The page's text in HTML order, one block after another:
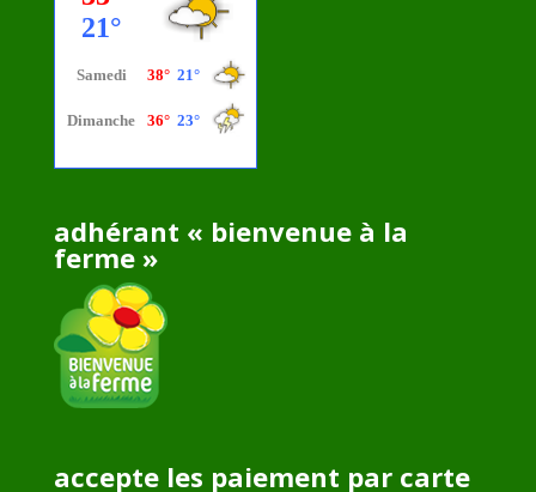
adhérant « bienvenue à la
ferme »
accepte les paiement par carte